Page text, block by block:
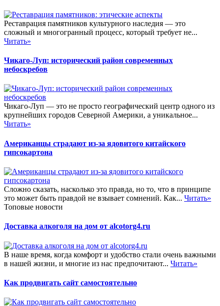
Реставрация памятников культурного наследия — это
сложный и многогранный процесс, который требует не...
Читать»
Чикаго-Луп: исторический район современных
небоскребов
Чикаго-Луп — это не просто географический центр одного из
крупнейших городов Северной Америки, а уникальное...
Читать»
Американцы страдают из-за ядовитого китайского
гипсокартона
Сложно сказать, насколько это правда, но то, что в принципе
это может быть правдой не взывает сомнений. Как... Читать»
Топовые новости
Доставка алкоголя на дом от alcotorg4.ru
В наше время, когда комфорт и удобство стали очень важными
в нашей жизни, и многие из нас предпочитают... Читать»
Как продвигать сайт самостоятельно